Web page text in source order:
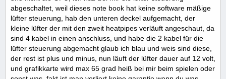
abgeschaltet, weil dieses note book hat keine software mäßige
lüfter steuerung, hab den unteren deckel aufgemacht, der
kleine lüfter der mit den zweit heatpipes verläuft angeschaut, da
sind 4 kabel in einen anschluss, und habe die 2 kabel für die
lüfter steuerung abgemacht glaub ich blau und weis sind diese,
der rest ist plus und minus, nun läuft der lüfter dauer auf 12 volt,
und grafikkarte wird max 65 grad heiß bei mir beim spielen oder